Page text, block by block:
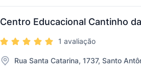
Centro Educacional Cantinho
1 avaliação
Rua Santa Catarina, 1737, Santo